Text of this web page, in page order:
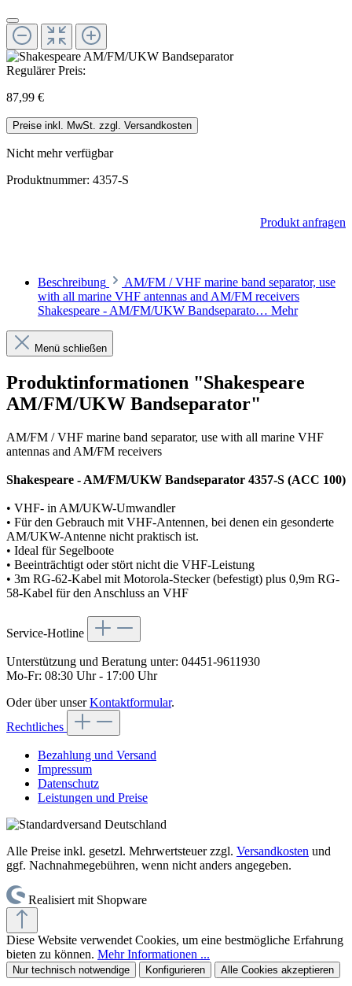
Regulärer Preis:
87,99 €
Preise inkl. MwSt. zzgl. Versandkosten
Nicht mehr verfügbar
Produktnummer: 4357-S
Produkt anfragen
Beschreibung
AM/FM / VHF marine band separator, use
with all marine VHF antennas and AM/FM receivers
Shakespeare - AM/FM/UKW Bandseparato… Mehr
Menü schließen
Produktinformationen "Shakespeare
AM/FM/UKW Bandseparator"
AM/FM / VHF marine band separator, use with all marine VHF
antennas and AM/FM receivers
Shakespeare - AM/FM/UKW Bandseparator 4357-S (ACC 100)
• VHF- in AM/UKW-Umwandler
• Für den Gebrauch mit VHF-Antennen, bei denen ein gesonderte
AM/UKW-Antenne nicht praktisch ist.
• Ideal für Segelboote
• Beeinträchtigt oder stört nicht die VHF-Leistung
• 3m RG-62-Kabel mit Motorola-Stecker (befestigt) plus 0,9m RG-
58-Kabel für den Anschluss an VHF
Service-Hotline
Unterstützung und Beratung unter: 04451-9611930
Mo-Fr: 08:30 Uhr - 17:00 Uhr
Oder über unserKontaktformular.
Rechtliches
Bezahlung und Versand
Impressum
Datenschutz
Leistungen und Preise
Alle Preise inkl. gesetzl. Mehrwertsteuer zzgl. Versandkosten und
ggf. Nachnahmegebühren, wenn nicht anders angegeben.
Realisiert mit Shopware
Diese Website verwendet Cookies, um eine bestmögliche Erfahrung
bieten zu können. Mehr Informationen ...
Nur technisch notwendige Konfigurieren Alle Cookies akzeptieren